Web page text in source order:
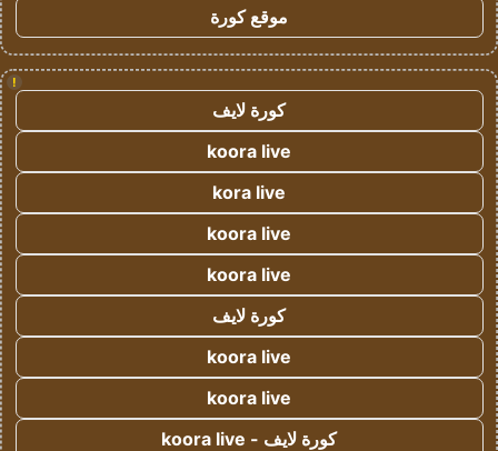
موقع كورة
!
كورة لايف
koora live
kora live
koora live
koora live
كورة لايف
koora live
koora live
كورة لايف - koora live